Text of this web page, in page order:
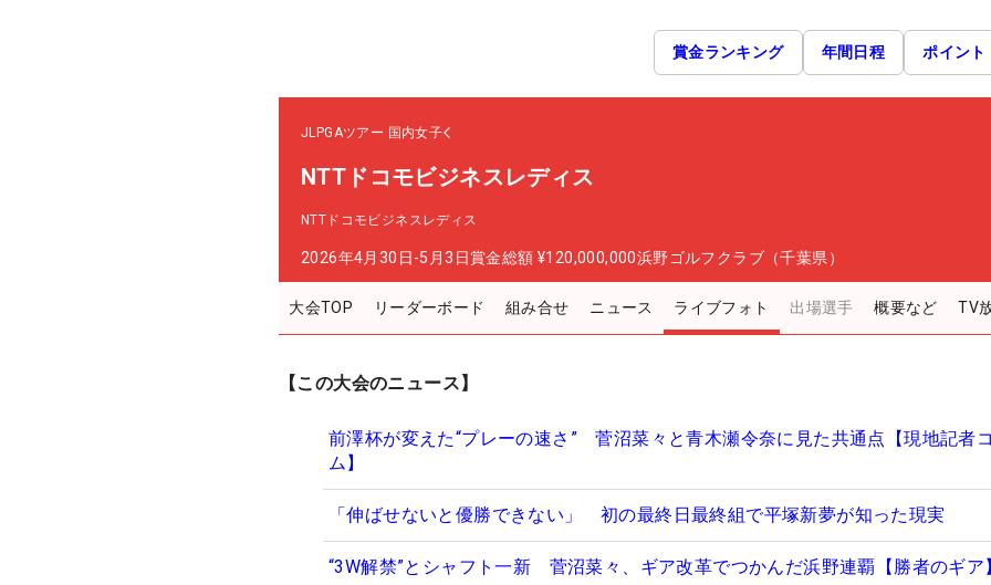
賞金ランキング 年間日程 ポイント
JLPGAツアー 国内女子
NTTドコモビジネスレディス
NTTドコモビジネスレディス
2026年4月30日-5月3日賞金総額 ¥120,000,000浜野ゴルフクラブ（千葉県）
大会TOP リーダーボード 組み合せ ニュース ライブフォト 出場選手 概要など TV
【この大会のニュース】
前澤杯が変えた“プレーの速さ” 菅沼菜々と青木瀬令奈に見た共通点【現地記者
ム】
「伸ばせないと優勝できない」 初の最終日最終組で平塚新夢が知った現実
“3W解禁”とシャフト一新 菅沼菜々、ギア改革でつかんだ浜野連覇【勝者のギア